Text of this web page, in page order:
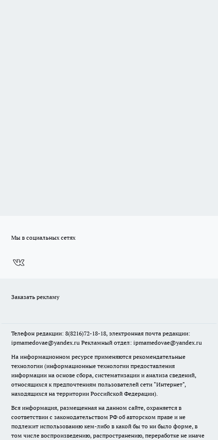
Мы в социальных сетях
Заказать рекламу
Телефон редакции: 8(8216)72-18-18, электронная почта редакции:
ipmamedovae@yandex.ru Рекламный отдел: ipmamedovae@yandex.ru
На информационном ресурсе применяются рекомендательные
технологии (информационные технологии предоставления
информации на основе сбора, систематизации и анализа сведений,
относящихся к предпочтениям пользователей сети "Интернет",
находящихся на территории Российской Федерации).
Вся информация, размещенная на данном сайте, охраняется в
соответствии с законодательством РФ об авторском праве и не
подлежит использованию кем-либо в какой бы то ни было форме, в
том числе воспроизведению, распространению, переработке не иначе